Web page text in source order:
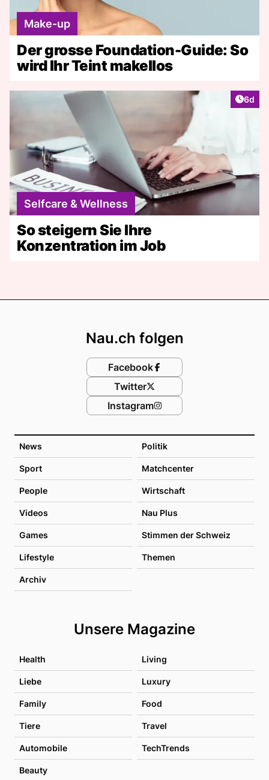
Make-up
Der grosse Foundation-Guide: So
wird Ihr Teint makellos
6d
Selfcare & Wellness
So steigern Sie Ihre
Konzentration im Job
News Politik
Sport Matchcenter
People Wirtschaft
Videos Nau Plus
Games Stimmen der Schweiz
Lifestyle Themen
Archiv
Unsere Magazine
Health Living
Liebe Luxury
Family Food
Tiere Travel
Automobile TechTrends
Beauty
Nau.ch folgen
Facebook
Twitter
Instagram